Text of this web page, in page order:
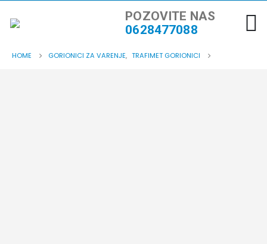
POZOVITE NAS
0628477088
HOME GORIONICI ZA VARENJE, TRAFIMET GORIONICI